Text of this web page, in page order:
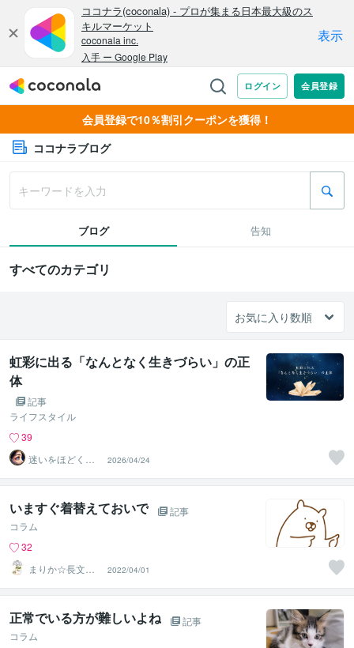
会員登録で10％割引クーポンを獲得！
ココナラブログ
ブログ 告知
すべてのカテゴリ
虹彩に出る「なんとなく生きづらい」の正
体
記事
ライフスタイル
39
迷いをほどく
『瞳』の分析士
｜ Nagi
2026/04/24
いますぐ着替えておいで
記事
コラム
32
まりか☆長文歓
迎！HSPの休憩
所
2022/04/01
正常でいる方が難しいよね
記事
コラム